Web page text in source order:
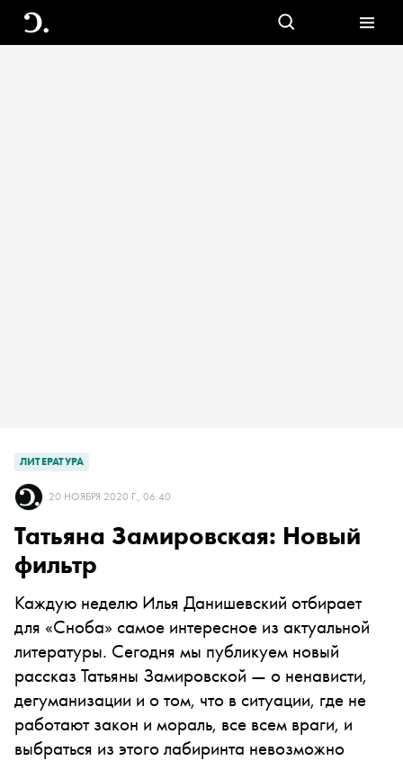
ЛИТЕРАТУРА
20 НОЯБРЯ 2020 Г., 06:40
Татьяна Замировская: Новый
фильтр
Каждую неделю Илья Данишевский отбирает
для «Сноба» самое интересное из актуальной
литературы. Сегодня мы публикуем новый
рассказ Татьяны Замировской — о ненависти,
дегуманизации и о том, что в ситуации, где не
работают закон и мораль, все всем враги, и
выбраться из этого лабиринта невозможно